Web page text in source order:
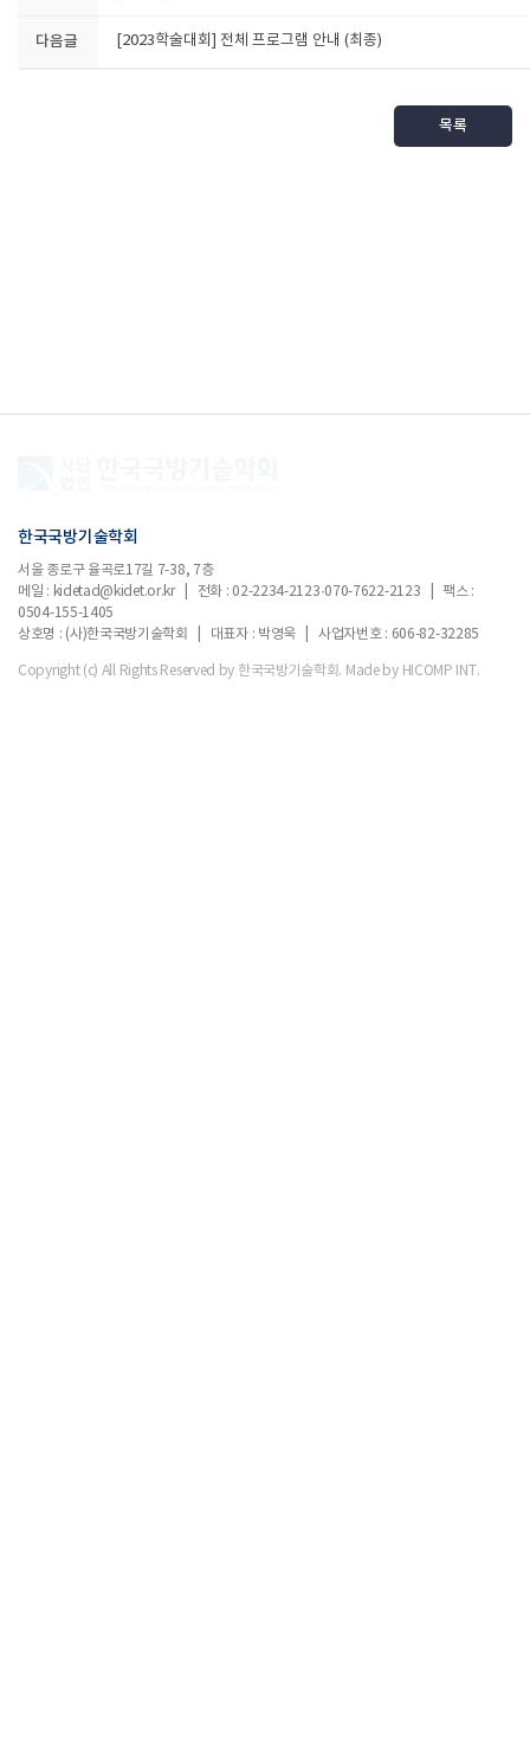
다음글 [2023학술대회] 전체 프로그램 안내 (최종)
목록
한국국방기술학회
서울 종로구 율곡로17길 7-38, 7층
메일 : kidetad@kidet.or.kr | 전화 : 02-2234-2123·070-7622-2123 | 팩스 :
0504-155-1405
상호명 : (사)한국국방기술학회 | 대표자 : 박영욱 | 사업자번호 : 606-82-32285
Copyright (c) All Rights Reserved by 한국국방기술학회. Made by HICOMP INT.